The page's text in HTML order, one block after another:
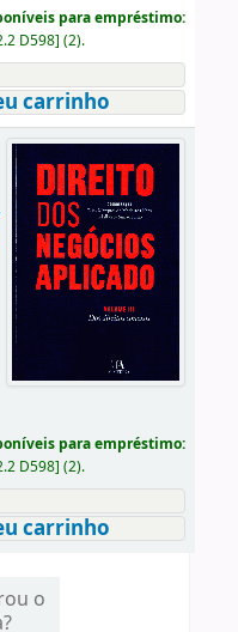
para empréstimo:
D598] (2).
carrinho
para empréstimo:
D598] (2).
carrinho
o